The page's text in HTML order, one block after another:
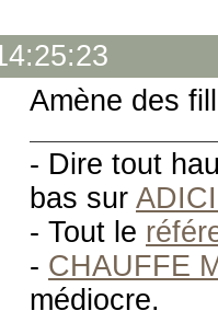
Amène des
- Dire tout
bas sur
- Tout le
- CHAUFFE
médiocre.